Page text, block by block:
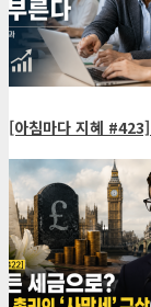
[아침마다 지혜